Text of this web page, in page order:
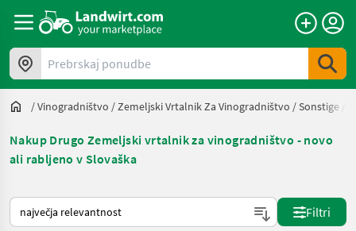
Prebrskaj ponudbe
/Vinogradništvo /Zemeljski Vrtalnik Za Vinogradništvo /Sonstige
Nakup Drugo Zemeljski vrtalnik za vinogradništvo - novo
ali rabljeno v Slovaška
Tako je razvrščeno na Landwirt.com
Filtri